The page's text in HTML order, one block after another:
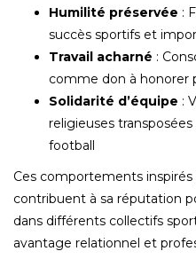
Humilité préservée :
succès sportifs et
Travail acharné :
comme don à honorer
Solidarité d’équipe :
religieuses
football
Ces comportements
contribuent à sa réputation
dans différents collectifs
avantage relationnel et